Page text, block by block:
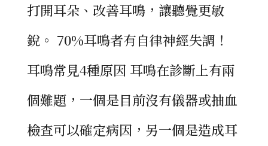
打開耳朵、改善耳鳴，讓聽覺更敏
銳。 70%耳鳴者有自律神經失調！
耳鳴常見4種原因 耳鳴在診斷上有兩
個難題，一個是目前沒有儀器或抽血
檢查可以確定病因，另一個是造成耳